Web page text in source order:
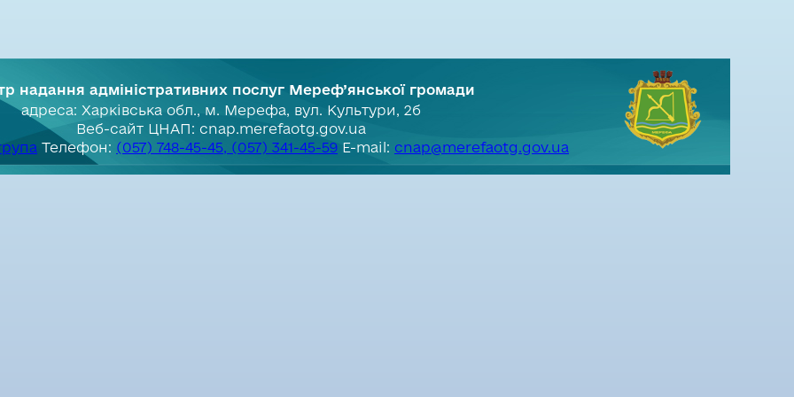
надання адміністративних послуг Мереф’янської громади
адреса: Харківська обл., м. Мерефа, вул. Культури, 2б
Веб-сайт ЦНАП: cnap.merefaotg.gov.ua
Телефон: (057) 748-45-45, (057) 341-45-59 E-mail: cnap@merefaotg.gov.ua